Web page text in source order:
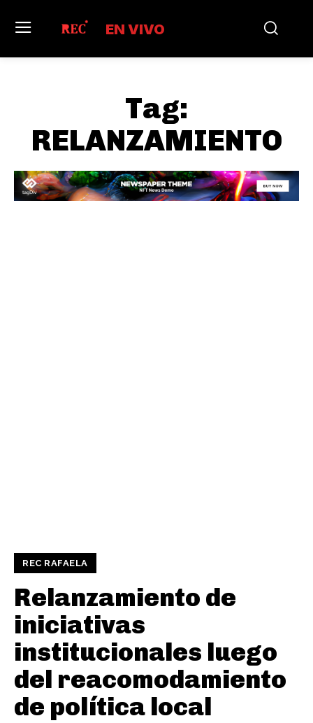
EN VIVO
Tag:
RELANZAMIENTO
REC RAFAELA
Relanzamiento de
iniciativas
institucionales luego
del reacomodamiento
de política local